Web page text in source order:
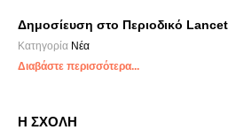
Δημοσίευση στο Περιοδικό Lancet
Κατηγορία Νέα
Διαβάστε περισσότερα...
Η ΣΧΟΛΗ